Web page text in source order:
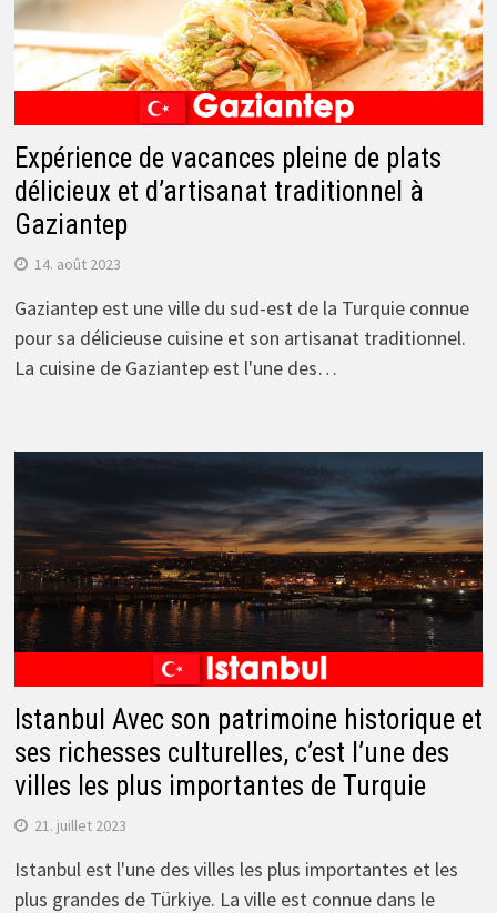
Expérience de vacances pleine de plats
délicieux et d’artisanat traditionnel à
Gaziantep
14. août 2023
Gaziantep est une ville du sud-est de la Turquie connue
pour sa délicieuse cuisine et son artisanat traditionnel.
La cuisine de Gaziantep est l'une des…
Istanbul Avec son patrimoine historique et
ses richesses culturelles, c’est l’une des
villes les plus importantes de Turquie
21. juillet 2023
Istanbul est l'une des villes les plus importantes et les
plus grandes de Türkiye. La ville est connue dans le